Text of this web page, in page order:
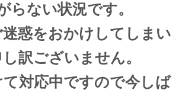
らない状況です。
惑をおかけしてしまい
訳ございません。
対応中ですので今しば